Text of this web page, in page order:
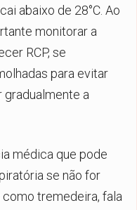
abaixo de 28°C. Ao
monitorar a
RCP, se
para evitar
a
médica que pode
se não for
tremedeira, fala